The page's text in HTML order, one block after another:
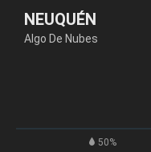
NEUQUÉN
Algo De Nubes
50%